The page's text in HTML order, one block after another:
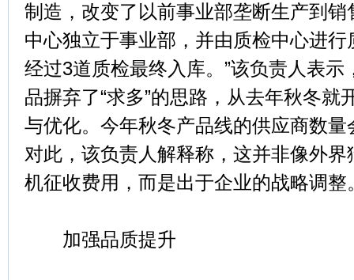
制造，改变了以前事业部垄断生产到销
中心独立于事业部，并由质检中心进
经过3道质检最终入库。”该负责人表
品摒弃了“求多”的思路，从去年秋冬就
与优化。今年秋冬产品线的供应商数
对此，该负责人解释称，这并非像外
机征收费用，而是出于企业的战略调整
加强品质提升